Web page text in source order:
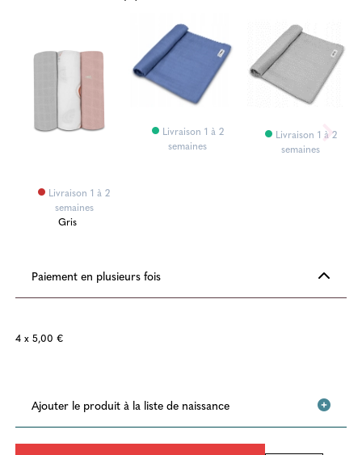
Livraison 1 à 2
semaines
Gris
Livraison 1 à 2
semaines
Livraison 1 à 2
semaines
Paiement en plusieurs fois
4 x 5,00 €
Ajouter le produit à la liste de naissance